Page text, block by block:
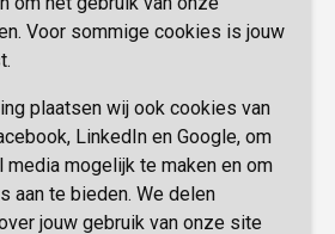
Voor sommige cookies is jouw
plaatsen wij ook cookies van
LinkedIn en Google, om
mogelijk te maken en om
aan te bieden. We delen
jouw gebruik van onze site
de laatste activiteiten en
nieuwsbrief